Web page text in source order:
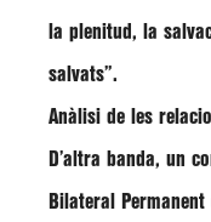
la plenitud, la
salvats”.
Anàlisi de les
D’altra banda, un
Bilateral